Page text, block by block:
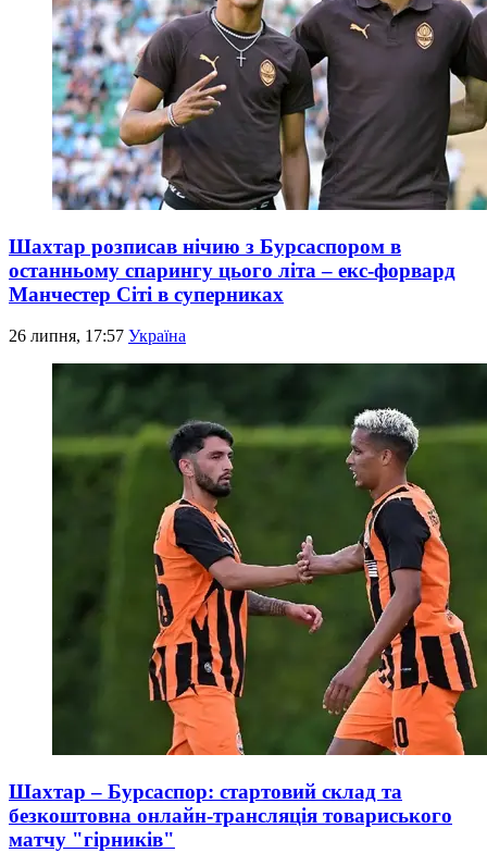
Шахтар розписав нічию з Бурсаспором в
останньому спарингу цього літа – екс-форвард
Манчестер Сіті в суперниках
26 липня, 17:57 Україна
Шахтар – Бурсаспор: стартовий склад та
безкоштовна онлайн-трансляція товариського
матчу "гірників"